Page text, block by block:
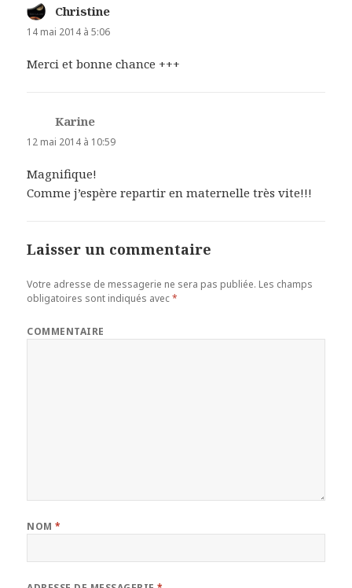
Christine
14 mai 2014 à 5:06
Merci et bonne chance +++
Karine
12 mai 2014 à 10:59
Magnifique!
Comme j’espère repartir en maternelle très vite!!!
Laisser un commentaire
Votre adresse de messagerie ne sera pas publiée. Les champs
obligatoires sont indiqués avec*
COMMENTAIRE
NOM*